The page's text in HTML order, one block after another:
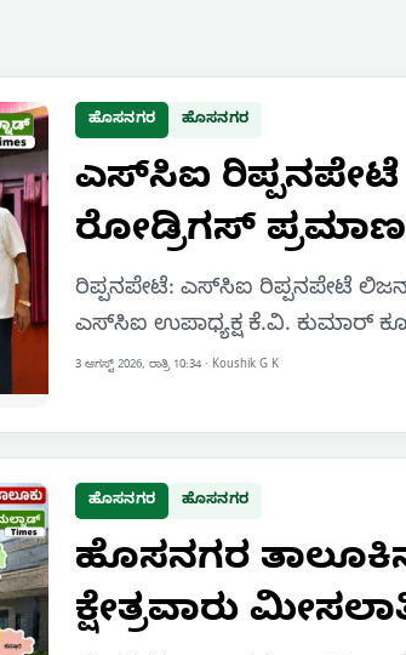
ಹೊಸನಗರ ಹೊಸನಗರ
ಎಸ್‌ಸಿಐ
ರೋಡ್ರಿಗಸ್
ರಿಪ್ಪನಪೇಟೆ: ಎಸ್‌ಸಿಐ ರಿಪ್ಪನಪೇಟೆ
ಎಸ್‌ಸಿಐ ಉಪಾಧ್ಯಕ್ಷ ಕೆ.ವಿ. ಕುಮಾರ್
3 ಆಗಸ್ಟ್ 2026, ರಾತ್ರಿ 10:34· Koushik G K
ಹೊಸನಗರ ಹೊಸನಗರ
ಹೊಸನಗರ
ಕ್ಷೇತ್ರವಾರು